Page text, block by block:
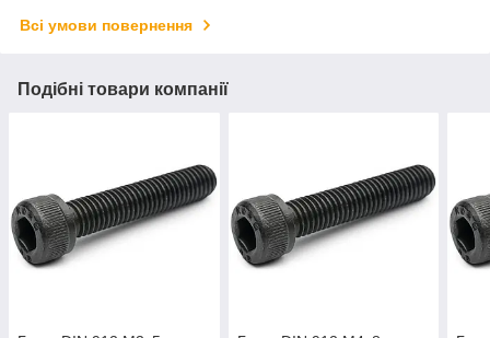
Всі умови повернення
Подібні товари компанії